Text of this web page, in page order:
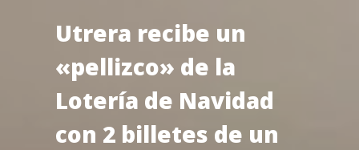
Utrera recibe un
«pellizco» de la
Lotería de Navidad
con 2 billetes de un